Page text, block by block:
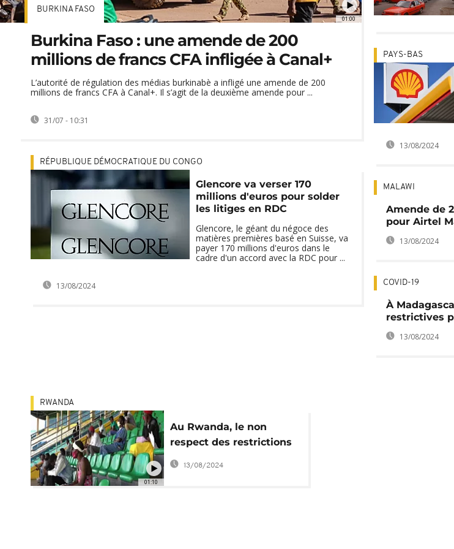
01:00
BURKINA FASO
Burkina Faso : une amende de 200
millions de francs CFA infligée à Canal+
L’autorité de régulation des médias burkinabè a infligé une amende de 200
millions de francs CFA à Canal+. Il s’agit de la deuxième amende pour ...
31/07 - 10:31
RÉPUBLIQUE DÉMOCRATIQUE DU CONGO
Glencore va verser 170
millions d'euros pour solder
les litiges en RDC
Glencore, le géant du négoce des
matières premières basé en Suisse, va
payer 170 millions d'euros dans le
cadre d'un accord avec la RDC pour ...
13/08/2024
PAYS-BAS
13/08/2024
MALAWI
Amende de
pour Airtel
13/08/2024
COVID-19
À
restrictives
13/08/2024
01:10
RWANDA
Au Rwanda, le non
respect des restrictions
anti-Covid, se paie
13/08/2024